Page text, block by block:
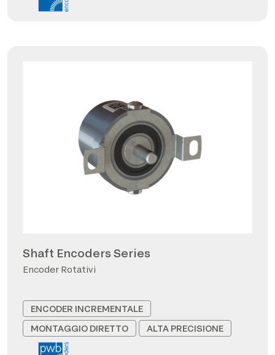
Shaft Encoders Series
Encoder Rotativi
ENCODER INCREMENTALE
MONTAGGIO DIRETTO
ALTA PRECISIONE